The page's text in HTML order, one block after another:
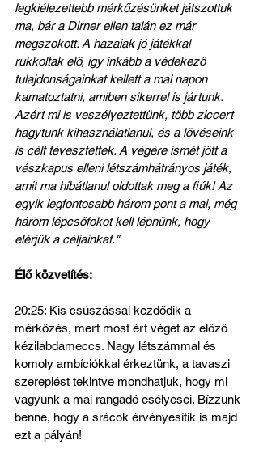
legkiélezettebb mérkőzésünket játszottuk
ma, bár a Dirner ellen talán ez már
megszokott. A hazaiak jó játékkal
rukkoltak elő, így inkább a védekező
tulajdonságainkat kellett a mai napon
kamatoztatni, amiben sikerrel is jártunk.
Azért mi is veszélyeztettünk, több ziccert
hagytunk kihasználatlanul, és a lövéseink
is célt tévesztettek. A végére ismét jött a
vészkapus elleni létszámhátrányos játék,
amit ma hibátlanul oldottak meg a fiúk! Az
egyik legfontosabb három pont a mai, még
három lépcsőfokot kell lépnünk, hogy
elérjük a céljainkat."
Élő közvetítés:
20:25: Kis csúszással kezdődik a
mérkőzés, mert most ért véget az előző
kézilabdameccs. Nagy létszámmal és
komoly ambíciókkal érkeztünk, a tavaszi
szereplést tekintve mondhatjuk, hogy mi
vagyunk a mai rangadó esélyesei. Bízzunk
benne, hogy a srácok érvényesítik is majd
ezt a pályán!